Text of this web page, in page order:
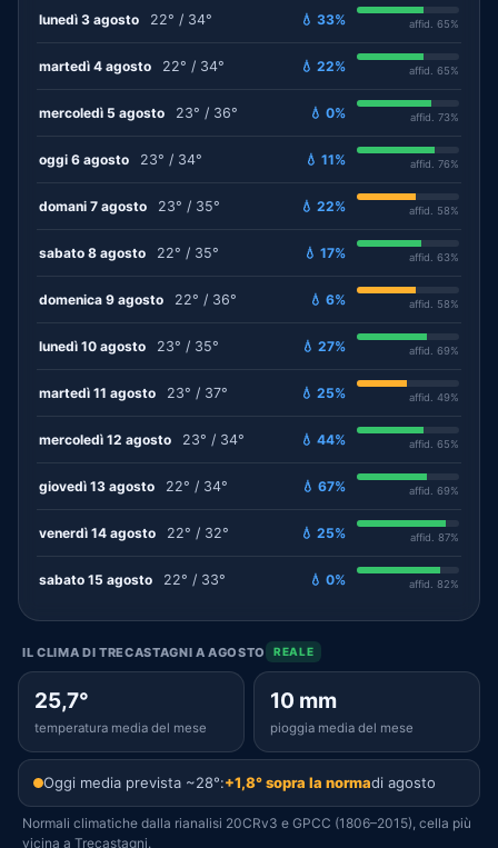
lunedì 3 agosto 22° / 34° 💧 33% affid. 65%
martedì 4 agosto 22° / 34° 💧 22% affid. 65%
mercoledì 5 agosto 23° / 36° 💧 0% affid. 73%
oggi 6 agosto 23° / 34° 💧 11% affid. 76%
domani 7 agosto 23° / 35° 💧 22% affid. 58%
sabato 8 agosto 22° / 35° 💧 17% affid. 63%
domenica 9 agosto 22° / 36° 💧 6% affid. 58%
lunedì 10 agosto 23° / 35° 💧 27% affid. 69%
martedì 11 agosto 23° / 37° 💧 25% affid. 49%
mercoledì 12 agosto 23° / 34° 💧 44% affid. 65%
giovedì 13 agosto 22° / 34° 💧 67% affid. 69%
venerdì 14 agosto 22° / 32° 💧 25% affid. 87%
sabato 15 agosto 22° / 33° 💧 0% affid. 82%
IL CLIMA DI TRECASTAGNI A AGOSTO REALE
25,7°
temperatura media del mese
10 mm
pioggia media del mese
Oggi media prevista ~28°:+1,8° sopra la normadi agosto
Normali climatiche dalla rianalisi 20CRv3 e GPCC (1806–2015), cella più
vicina a Trecastagni.